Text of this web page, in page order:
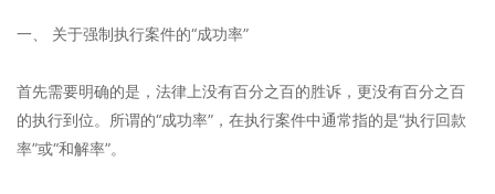
一、 关于强制执行案件的“成功率”
首先需要明确的是，法律上没有百分之百的胜诉，更没有百分之百
的执行到位。所谓的“成功率”，在执行案件中通常指的是“执行回款
率”或“和解率”。